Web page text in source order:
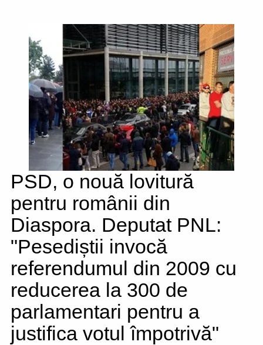
PSD, o nouă lovitură
pentru românii din
Diaspora. Deputat PNL:
"Pesediștii invocă
referendumul din 2009 cu
reducerea la 300 de
parlamentari pentru a
justifica votul împotrivă"